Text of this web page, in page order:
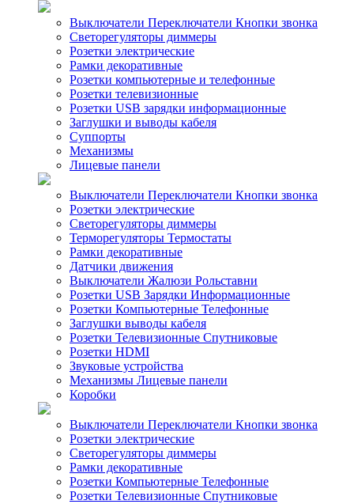
Выключатели Переключатели Кнопки звонка
Светорегуляторы диммеры
Розетки электрические
Рамки декоративные
Розетки компьютерные и телефонные
Розетки телевизионные
Розетки USB зарядки информационные
Заглушки и выводы кабеля
Суппорты
Механизмы
Лицевые панели
Выключатели Переключатели Кнопки звонка
Розетки электрические
Светорегуляторы диммеры
Терморегуляторы Термостаты
Рамки декоративные
Датчики движения
Выключатели Жалюзи Рольставни
Розетки USB Зарядки Информационные
Розетки Компьютерные Телефонные
Заглушки выводы кабеля
Розетки Телевизионные Спутниковые
Розетки HDMI
Звуковые устройства
Механизмы Лицевые панели
Коробки
Выключатели Переключатели Кнопки звонка
Розетки электрические
Светорегуляторы диммеры
Рамки декоративные
Розетки Компьютерные Телефонные
Розетки Телевизионные Спутниковые